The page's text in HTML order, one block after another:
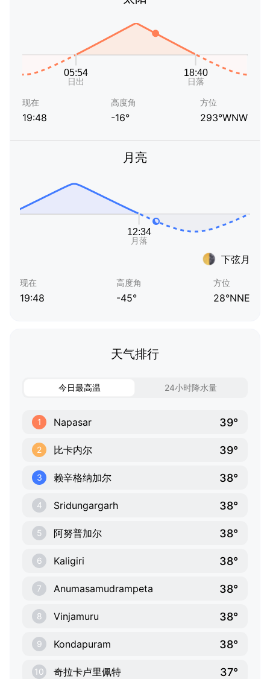
现在
19:48
高度角
-16°
方位
293°WNW
月亮
下弦月
现在
19:48
高度角
-45°
方位
28°NNE
天气排行
今日最高温 24小时降水量
1 Napasar 39°
2 比卡内尔 39°
3 赖辛格纳加尔 38°
4 Sridungargarh 38°
5 阿努普加尔 38°
6 Kaligiri 38°
7 Anumasamudrampeta 38°
8 Vinjamuru 38°
9 Kondapuram 38°
10 奇拉卡卢里佩特 37°